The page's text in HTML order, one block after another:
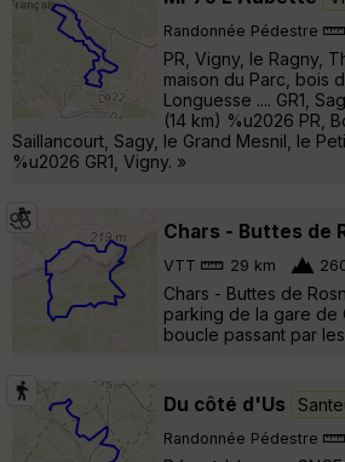
Randonnée Pédestre
PR, Vigny, le Ragny,
maison du Parc, bois
Longuesse .... GR1,
(14 km) %u2026 PR,
Saillancourt, Sagy, le Grand Mesnil, le
%u2026 GR1, Vigny. »
Chars - Buttes de
VTT 29 km
Chars - Buttes de
parking de la gare de
boucle passant par
Du côté d'Us
Randonnée Pédestre